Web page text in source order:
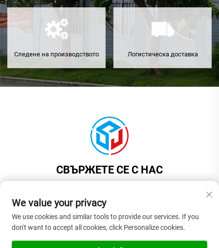
Следене на производството Логистическа доставка
СВЪРЖЕТЕ СЕ С НАС
град Дунгуан, провинция Гуандун, Китай
Тел.:
+86-18925575108
Имейл:[email protected]
We value your privacy
We use cookies and similar tools to provide our services. If you
don't want to accept all cookies, click Personalize cookies.